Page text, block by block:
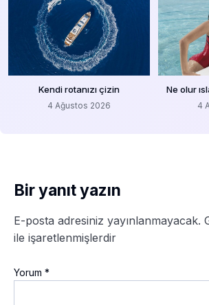
Kendi rotanızı çizin
4 Ağustos 2026
Ne olur
4
Bir yanıt yazın
E-posta adresiniz yayınlanmayacak.
ile işaretlenmişlerdir
Yorum *